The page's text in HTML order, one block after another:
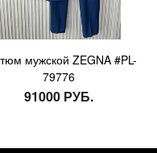
мужской ZEGNA #PL-
79776
91000 РУБ.